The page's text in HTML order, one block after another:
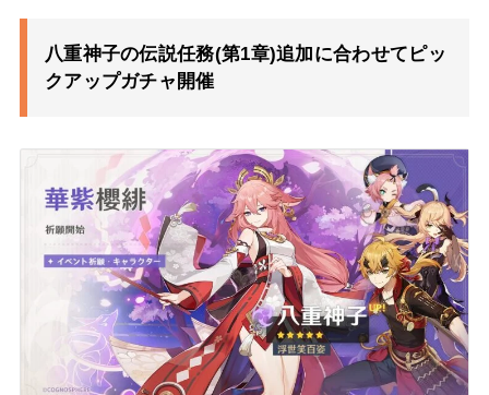
八重神子の伝説任務(第1章)追加に合わせてピッ
クアップガチャ開催